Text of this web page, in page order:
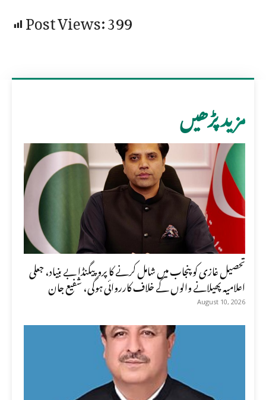
Post Views:399
مزید پڑھیں
تحصیل غازی کو پنجاب میں شامل کرنے کا پروپیگنڈا بے بنیاد، جعلی
اعلامیہ پھیلانے والوں کے خلاف کارروائی ہوگی، شفیع جان
August 10, 2026